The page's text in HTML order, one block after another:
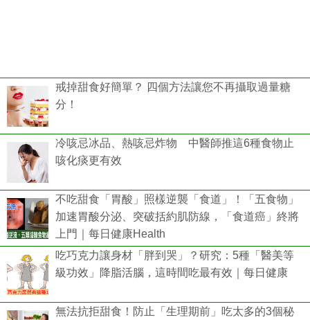
戒掉甜食好簡單？ 四個方法讓您不再攝取過量糖
分！
冷咳忌冰品、熱咳忌炸物 中醫師推這6種食物止
咳化痰更有效
不吃甜食「胃酸」照樣逆襲「食道」！「五食物」
加速胃酸分泌、突破括約肌防線，「食道癌」終將
上門｜每日健康Health
吃巧克力讓身材「胖到哭」？研究：5種「醫美等
級功效」降脂活腦，這時間吃最有效｜每日健康
無法抗拒甜食！防止「生理期前」吃太多的3個秘